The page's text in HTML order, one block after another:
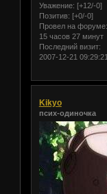
Уважение: [+12/-0]
Позитив: [+0/-0]
Провел на форуме:
15 часов 27 минут
Последний визит:
2007-12-21 09:29:21
Kikyo
псих-одиночка